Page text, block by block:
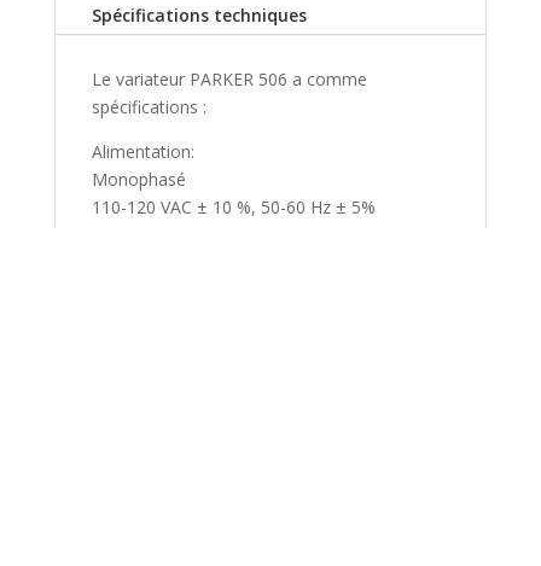
Spécifications techniques
Le variateur PARKER 506 a comme
spécifications :
Alimentation:
Monophasé
110-120 VAC ± 10 %, 50-60 Hz ± 5%